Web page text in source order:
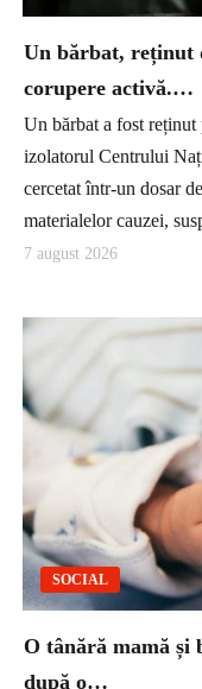
Un bărbat, reținut
corupere activă.…
Un bărbat a fost reținut
izolatorul Centrului
cercetat într-un dosar
materialelor cauzei,
7 august 2026
SOCIAL
O tânără mamă și
după o…